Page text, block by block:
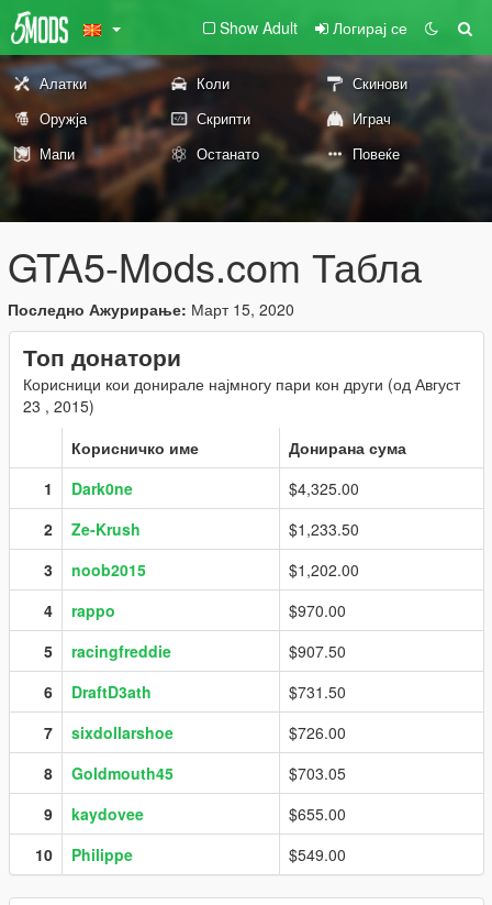
Show Adult Логирај се
Алатки Коли
Скинови
Оружја
Скрипти
Играч
Мапи
Останато Повеќе
GTA5-Mods.com Табла
Последно Ажурирање: Март 15, 2020
Топ донатори
Корисници кои донирале најмногу пари кон други (од Август
23 , 2015)
Корисничко име
Донирана сума
1
Dark0ne
$4,325.00
2
Ze-Krush
$1,233.50
3
noob2015
$1,202.00
4
rappo
$970.00
5
racingfreddie
$907.50
6
DraftD3ath
$731.50
7
sixdollarshoe
$726.00
8
Goldmouth45
$703.05
9
kaydovee
$655.00
10
Philippe $549.00